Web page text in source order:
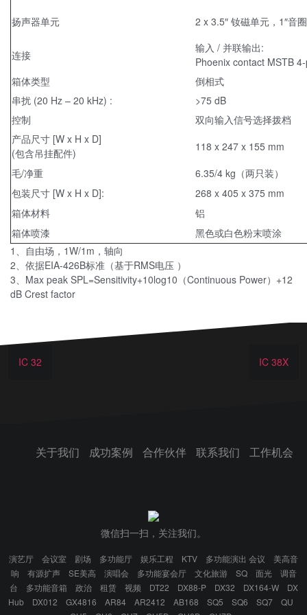
扬声器单元
2 x 3.5″ 钕磁单元，1″音圈
连接
输入 / 并联输出:
Phoenix contact MSTB
箱体类型
倒相式
串扰 (20 Hz – 20 kHz) :
>75 dB
控制
双向输入信号选择拨档
产品尺寸 [W x H x D]
(包含吊挂配件)
118 x 247 x 155 mm
毛/净重
6.35/4 kg（两只装）
包装尺寸 [W x H x D]:
268 x 405 x 375 mm
箱体材料
铝
箱体喷漆
黑色或白色粉末喷涂
1、自由场，1W/1m，轴向
2、依据EIA-426B标准（基于RMS电压 ）
3、Max peak SPL=Sensitivity+10log10（Continuous Power）+12
dB Crest factor
IC 32 IC 38X
关于我们 成功案例 合作伙伴 联系我们 工作机会
微信扫一扫，关注我们。
演艺厅 会议室 剧场 多功能厅 娱乐工程 KTV 多功能演出 会议
美高音
响
有源扩声 SE美高 演唱会 多功能宴会厅 文化旅游 SQ 面光
调音
台
多功能音箱 政治 租赁 视频 DT22 DX88-P DX32 DX164-W
DX
Hub
DX012 GX4816 AR84 AR2412 AB168 SQ5 SQ6 SQ7
QU